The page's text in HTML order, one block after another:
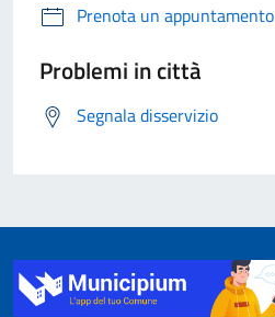
Prenota un appuntamento
Problemi in città
Segnala disservizio